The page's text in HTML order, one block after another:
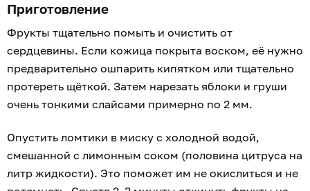
Приготовление
Фрукты тщательно помыть и очистить от
сердцевины. Если кожица покрыта воском, её нужно
предварительно ошпарить кипятком или тщательно
протереть щёткой. Затем нарезать яблоки и груши
очень тонкими слайсами примерно по 2 мм.
Опустить ломтики в миску с холодной водой,
смешанной с лимонным соком (половина цитруса на
литр жидкости). Это поможет им не окислиться и не